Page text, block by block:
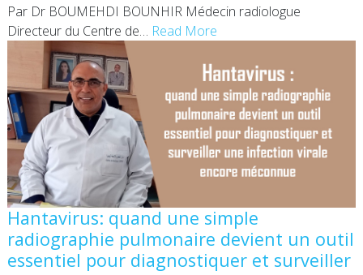
Par Dr BOUMEHDI BOUNHIR Médecin radiologue
Directeur du Centre de… Read More
Hantavirus: quand une simple
radiographie pulmonaire devient un outil
essentiel pour diagnostiquer et surveiller